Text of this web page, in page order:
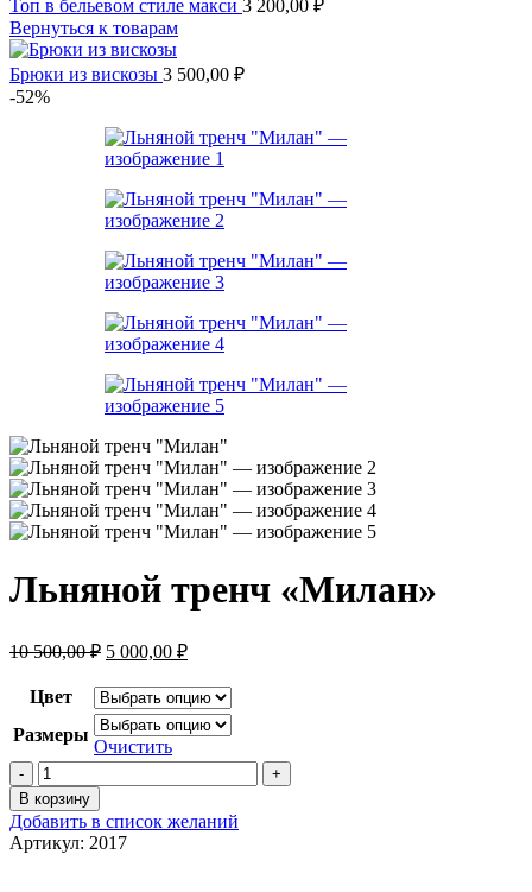
Топ в бельевом стиле макси 3 200,00 ₽
Вернуться к товарам
Брюки из вискозы 3 500,00 ₽
-52%
Льняной тренч «Милан»
10 500,00₽ Первоначальная
составляла
10
500,00 ₽.
5 000,00 ₽Текущая
5
000,00 ₽.
Цвет
Размеры
Очистить
Количество
товара
Льняной
тренч
"Милан"
В корзину
Добавить в список желаний
Артикул: 2017